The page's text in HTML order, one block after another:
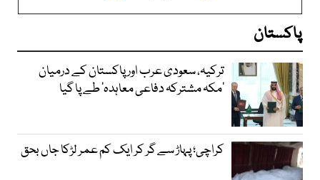
پاکستان
ترکیہ، سعودی عرب اور پاکستان کے درمیان
’مکہ مشترکہ دفاعی معاہدہ‘ طے پا گیا
کراچی؛ پہاڑ سے گر کر ایک کم عمر لڑکا جاں بحق